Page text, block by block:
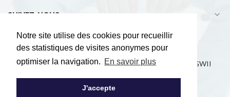
Notre site utilise des cookies pour recueillir
des statistiques de visites anonymes pour
optimiser la navigation. En savoir plus
J'accepte
SUIVEZ-NOUS 
Copyright © 2021 33° sur le bassin - Développement EGWII